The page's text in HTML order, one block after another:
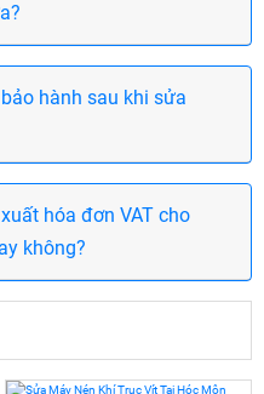
hành sau khi sửa
hóa đơn VAT cho
không?